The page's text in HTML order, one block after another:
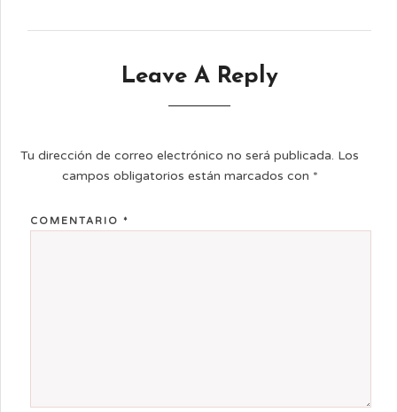
Leave A Reply
Tu dirección de correo electrónico no será publicada. Los
campos obligatorios están marcados con *
COMENTARIO *